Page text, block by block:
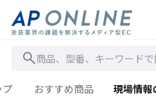
商品、型番、キーワードで
プ おすすめ商品 現場情報